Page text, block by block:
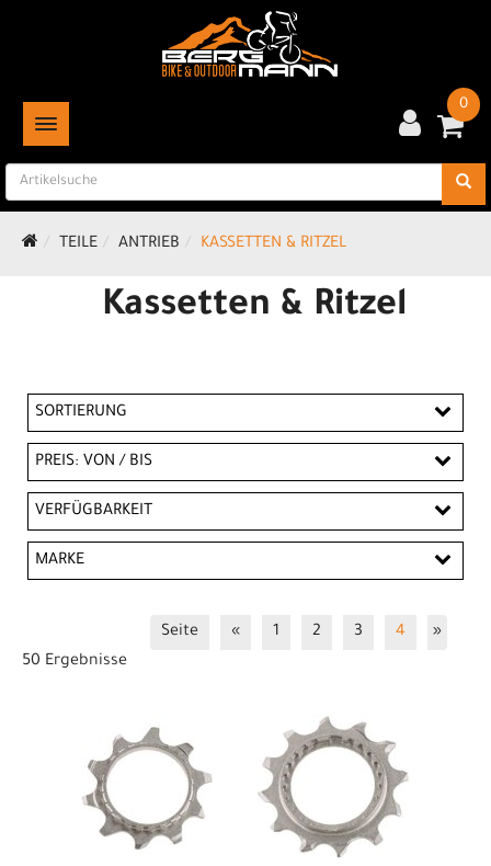
TOGGLE NAVIGATION
0
TEILE ANTRIEB KASSETTEN & RITZEL
Kassetten & Ritzel
SORTIERUNG
PREIS: VON / BIS
EUR
VERFÜGBARKEIT
MARKE
Seite « 1 2 3 4
»
50 Ergebnisse